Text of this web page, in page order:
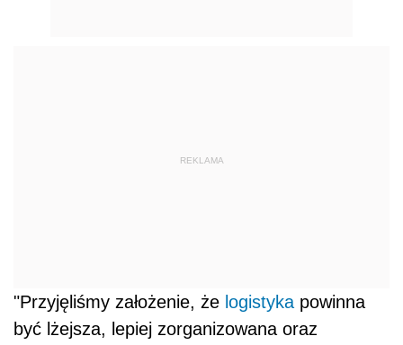
REKLAMA
"Przyjęliśmy założenie, że logistyka powinna
być lżejsza, lepiej zorganizowana oraz